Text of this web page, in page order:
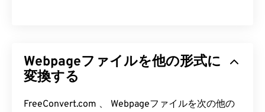
Webpageファイルを他の形式に
変換する
FreeConvert.com 、 Webpageファイルを次の他の